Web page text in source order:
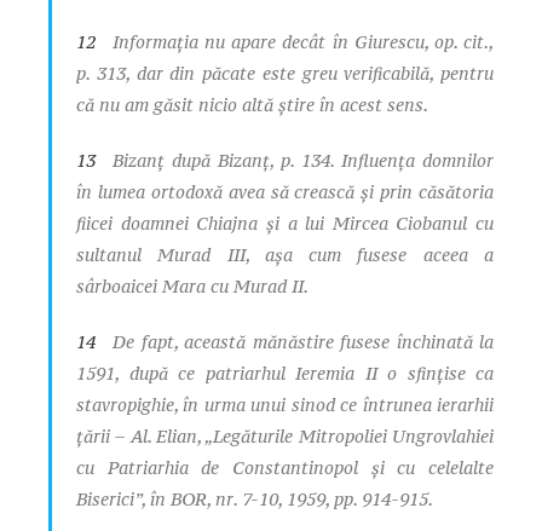
12 Informaţia nu apare decât în Giurescu, op. cit.,
p. 313, dar din păcate este greu verificabilă, pentru
că nu am găsit nicio altă ştire în acest sens.
13 Bizanţ după Bizanţ, p. 134. Influenţa domnilor
în lumea ortodoxă avea să crească şi prin căsătoria
fiicei doamnei Chiajna şi a lui Mircea Ciobanul cu
sultanul Murad III, aşa cum fusese aceea a
sârboaicei Mara cu Murad II.
14 De fapt, această mănăstire fusese închinată la
1591, după ce patriarhul Ieremia II o sfinţise ca
stavropighie, în urma unui sinod ce întrunea ierarhii
ţării – Al. Elian, „Legăturile Mitropoliei Ungrovlahiei
cu Patriarhia de Constantinopol şi cu celelalte
Biserici”, în BOR, nr. 7-10, 1959, pp. 914-915.